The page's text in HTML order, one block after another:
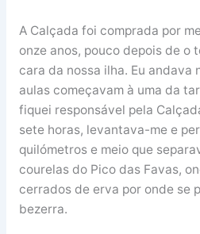
A Calçada foi comprada por
onze anos, pouco depois de o
cara da nossa ilha. Eu andava
aulas começavam à uma da
fiquei responsável pela
sete horas, levantava-me e
quilómetros e meio que
courelas do Pico das Favas,
cerrados de erva por onde se
bezerra.